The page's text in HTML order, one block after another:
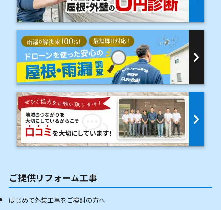
ご提供リフォーム工事
はじめて外装工事をご検討の方へ